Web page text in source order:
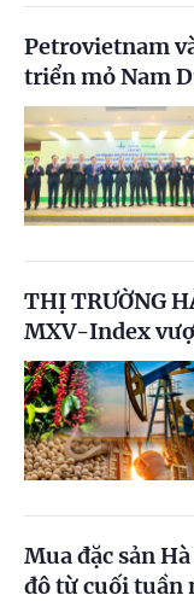
Petrovietnam
triển mỏ Nam
THỊ TRƯỜNG
MXV-Index
Mua đặc sản
đô từ cuối tuần